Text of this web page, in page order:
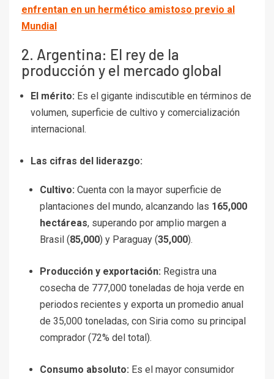
enfrentan en un hermético amistoso previo al
Mundial
2. Argentina: El rey de la
producción y el mercado global
El mérito: Es el gigante indiscutible en términos de
volumen, superficie de cultivo y comercialización
internacional.
Las cifras del liderazgo:
Cultivo: Cuenta con la mayor superficie de
plantaciones del mundo, alcanzando las 165,000
hectáreas, superando por amplio margen a
Brasil (85,000) y Paraguay (35,000).
Producción y exportación: Registra una
cosecha de 777,000 toneladas de hoja verde en
periodos recientes y exporta un promedio anual
de 35,000 toneladas, con Siria como su principal
comprador (72% del total).
Consumo absoluto: Es el mayor consumidor